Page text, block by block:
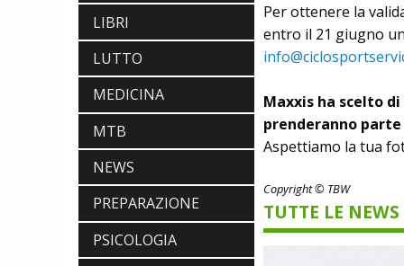
LIBRI
LUTTO
MEDICINA
MTB
NEWS
PREPARAZIONE
PSICOLOGIA
SCARPE
DMT. TADEJ POGACAR, LA MAGLIA
GIALLA E UNA SPECIAL EDITION DELLA
POGI'S SUPERLIGHT
COMPONENTISTICA
AL MANUBRIO LEGGERA ED
NALINI. APPUNTAMENTO A IBF PER
SCOPRIRE IL PRIMO PANTALONCINO
Per ottenere la
entro il 21 giugno
Maxxis ha scelto
prenderanno
Aspettiamo la tua
Copyright © TBW
TUTTE LE NEWS